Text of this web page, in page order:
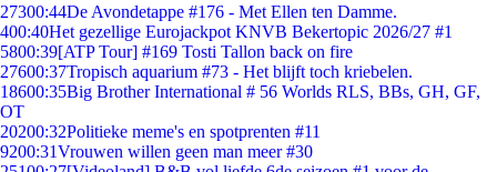
27300:44De Avondetappe #176 - Met Ellen ten Damme.
400:40Het gezellige Eurojackpot KNVB Bekertopic 2026/27 #1
5800:39[ATP Tour] #169 Tosti Tallon back on fire
27600:37Tropisch aquarium #73 - Het blijft toch kriebelen.
18600:35Big Brother International # 56 Worlds RLS, BBs, GH, GF,
OT
20200:32Politieke meme's en spotprenten #11
9200:31Vrouwen willen geen man meer #30